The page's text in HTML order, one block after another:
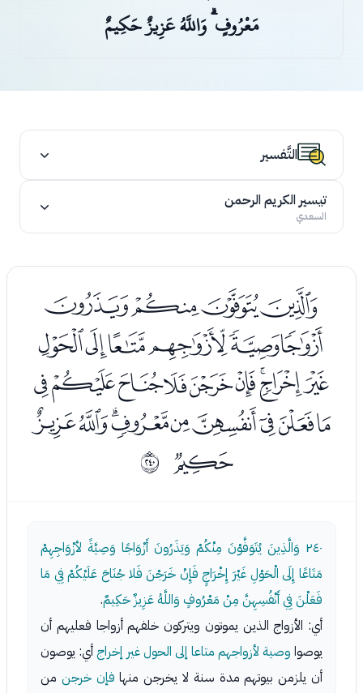
مَعْرُوفٍ ۗ وَاللَّهُ عَزِيزٌ حَكِيمٌ
التَّفسير
تيسير الكريم الرحمن
السعدي
ﭫﭬﭭﭮ
ﭯﭰﭱﭲﭳﭴ
ﭵﭶﭷﭸﭹﭺﭻﭼﭽ
ﭾﭿﮀﮁﮂﮃﮄﮅﮆ
ﮇ ﳯ
٢٤٠ وَالَّذِينَ يُتَوَفَّوْنَ مِنْكُمْ وَيَذَرُونَ أَزْوَاجًا وَصِيَّةً لأزْوَاجِهِمْ
مَتَاعًا إِلَى الْحَوْلِ غَيْرَ إِخْرَاجٍ فَإِنْ خَرَجْنَ فَلا جُنَاحَ عَلَيْكُمْ فِي مَا
فَعَلْنَ فِي أَنْفُسِهِنَّ مِنْ مَعْرُوفٍ وَاللَّهُ عَزِيزٌ حَكِيمٌ.
أي: الأزواج الذين يموتون ويتركون خلفهم أزواجا فعليهم أن
يوصوا وصية لأزواجهم متاعا إلى الحول غير إخراجأي: يوصون
أن يلزمن بيوتهم مدة سنة لا يخرجن منها فإن خرجن من